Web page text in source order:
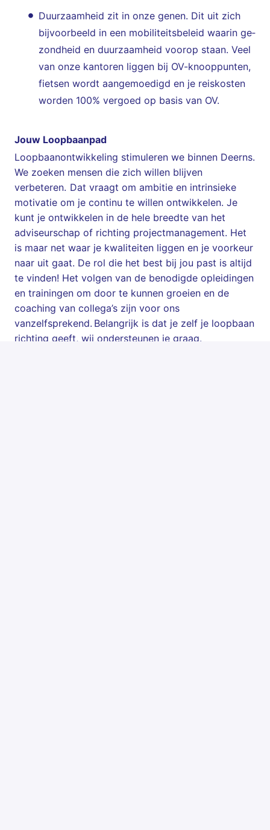
Duurzaamheid zit in onze genen. Dit uit zich
bijvoorbeeld in een mobiliteitsbeleid waarin ge­
zond­heid en duur­zaam­heid voorop staan. Veel
van on­ze kan­to­ren lig­gen bij OV-knoop­pun­ten,
fietsen wordt aangemoedigd en je reiskosten
worden 100% vergoed op basis van OV.
Jouw Loopbaanpad
Loopbaanontwikkeling stimuleren we binnen Deerns.
We zoeken mensen die zich willen blijven
verbeteren. Dat vraagt om ambitie en intrinsieke
motivatie om je continu te willen ontwikkelen. Je
kunt je ontwikkelen in de hele breedte van het
adviseurschap of richting projectmanagement. Het
is maar net waar je kwaliteiten liggen en je voorkeur
naar uit gaat. De rol die het best bij jou past is altijd
te vinden! Het volgen van de benodigde opleidingen
en trainingen om door te kunnen groeien en de
coaching van collega’s zijn voor ons
vanzelfsprekend. Belangrijk is dat je zelf je loopbaan
richting geeft, wij ondersteunen je graag.